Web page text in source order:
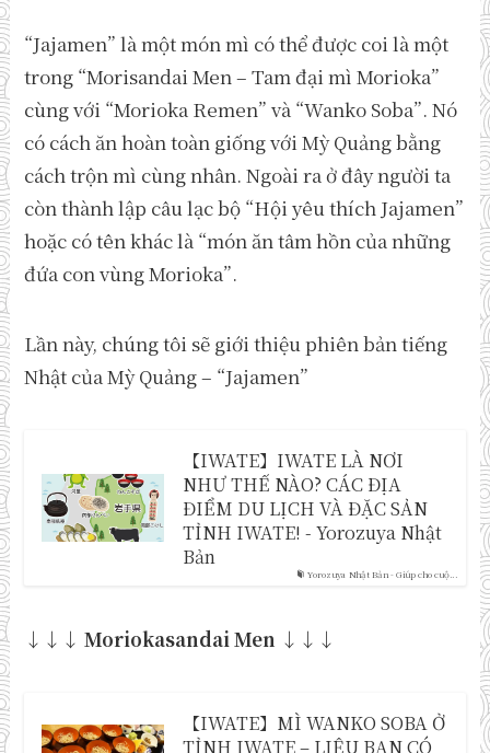
“Jajamen” là một món mì có thể được coi là một
trong “Morisandai Men – Tam đại mì Morioka”
cùng với “Morioka Remen” và “Wanko Soba”. Nó
có cách ăn hoàn toàn giống với Mỳ Quảng bằng
cách trộn mì cùng nhân. Ngoài ra ở đây người ta
còn thành lập câu lạc bộ “Hội yêu thích Jajamen”
hoặc có tên khác là “món ăn tâm hồn của những
đứa con vùng Morioka”.
Lần này, chúng tôi sẽ giới thiệu phiên bản tiếng
Nhật của Mỳ Quảng – “Jajamen”
Yorozuya Nhật Bản - Giúp cho cuộ...
【IWATE】IWATE LÀ NƠI
NHƯ THẾ NÀO? CÁC ĐỊA
ĐIỂM DU LỊCH VÀ ĐẶC SẢN
TỈNH IWATE! - Yorozuya Nhật
Bản
↓↓↓ Moriokasandai Men ↓↓↓
【IWATE】MÌ WANKO SOBA Ở
TỈNH IWATE – LIỆU BẠN CÓ